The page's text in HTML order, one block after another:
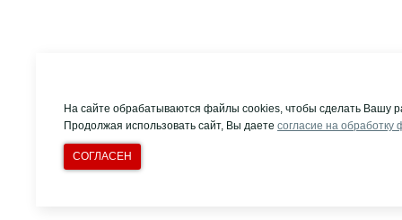
На сайте обрабатываются файлы cookies, чтобы сделать Вашу
Продолжая использовать сайт, Вы даете согласие на обработку
СОГЛАСЕН